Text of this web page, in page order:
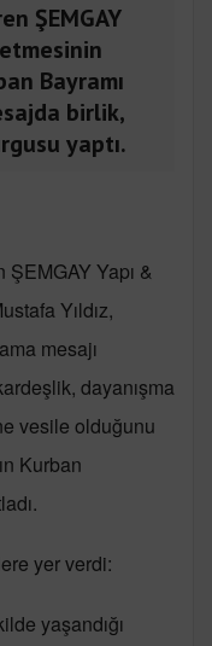
ŞEMGAY
Bayramı
birlik,
yaptı.
Yapı &
Yıldız,
mesajı
dayanışma
vesile olduğunu
Kurban
yer verdi:
yaşandığı